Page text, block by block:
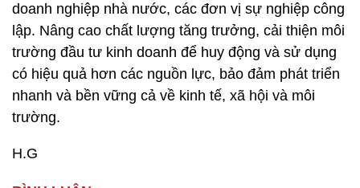
doanh nghiệp nhà nước, các đơn vị sự nghiệp công
lập. Nâng cao chất lượng tăng trưởng, cải thiện môi
trường đầu tư kinh doanh để huy động và sử dụng
có hiệu quả hơn các nguồn lực, bảo đảm phát triển
nhanh và bền vững cả về kinh tế, xã hội và môi
trường.
H.G